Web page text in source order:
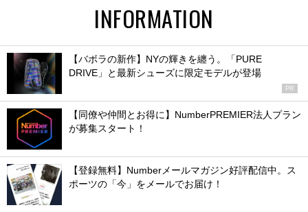
INFORMATION
【バボラの新作】NYの輝きを纏う。「PURE
DRIVE」と最新シューズに限定モデルが登場
PR
【同僚や仲間とお得に】NumberPREMIER法人プラン
が募集スタート！
【登録無料】Numberメールマガジン好評配信中。ス
ポーツの「今」をメールでお届け！